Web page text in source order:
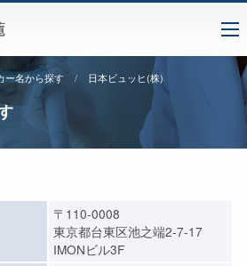
ー名から探す 日本ビュッヒ(株)
〒110-0008
東京都台東区池之端2-7-17
IMONビル3F